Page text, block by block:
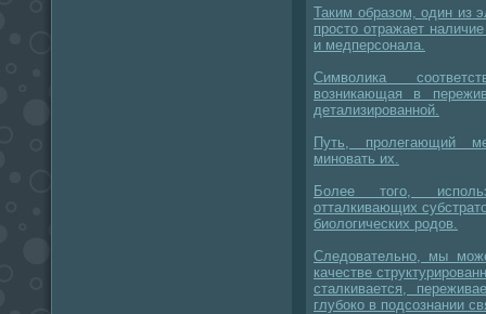
Таким образом, один из
просто отражает
и медперсонала.
Символика
возникающая в
детализированной.
Путь, пролегающий
миновать их.
Более того,
отталкивающих
биологических родов.
Следовательно, мы
качестве
сталкивается,
глубоко в подсознании